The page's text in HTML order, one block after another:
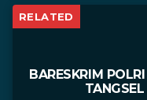
RELATED
BARESKRIM